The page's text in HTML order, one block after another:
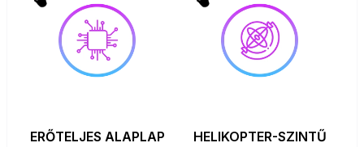
ERŐTELJES ALAPLAP
HELIKOPTER-SZINTŰ